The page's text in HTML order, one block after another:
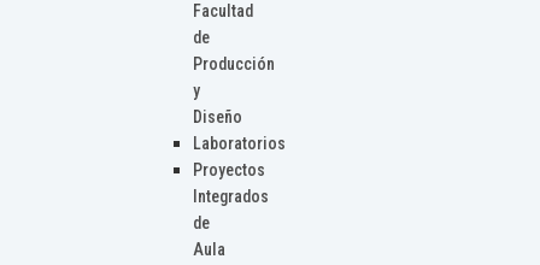
Facultad
de
Producción
y
Diseño
Laboratorios
Proyectos
Integrados
de
Aula